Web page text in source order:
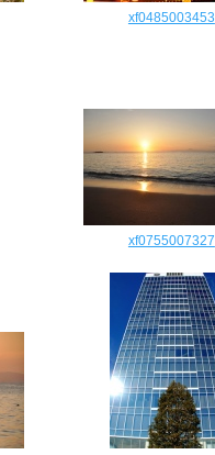
xf0485003453
xf0755007327